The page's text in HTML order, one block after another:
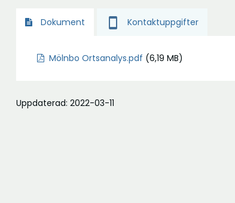
Dokument smartphone Kontaktuppgifter
Mölnbo Ortsanalys.pdf (6,19 MB)
Uppdaterad: 2022-03-11